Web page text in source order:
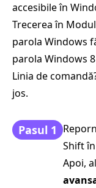
accesibile în
Trecerea în
parola Windows
parola Windows
Linia de
jos.
Pasul 1
Shift
Apoi,